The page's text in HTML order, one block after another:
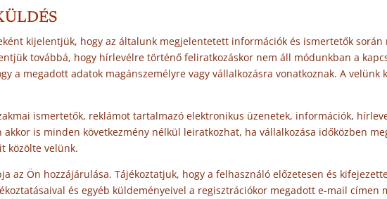
kijelentjük, hogy az általunk megjelentetett információk és ismertetők
továbbá, hogy hírlevélre történő feliratkozáskor nem áll módunkban a
a megadott adatok magánszemélyre vagy vállalkozásra vonatkoznak. A
ismertetők, reklámot tartalmazó elektronikus üzenetek, információk,
is minden következmény nélkül leiratkozhat, ha vállalkozása időközben
közölte velünk.
az Ön hozzájárulása. Tájékoztatjuk, hogy a felhasználó előzetesen és
és egyéb küldeményeivel a regisztrációkor megadott e-mail címen